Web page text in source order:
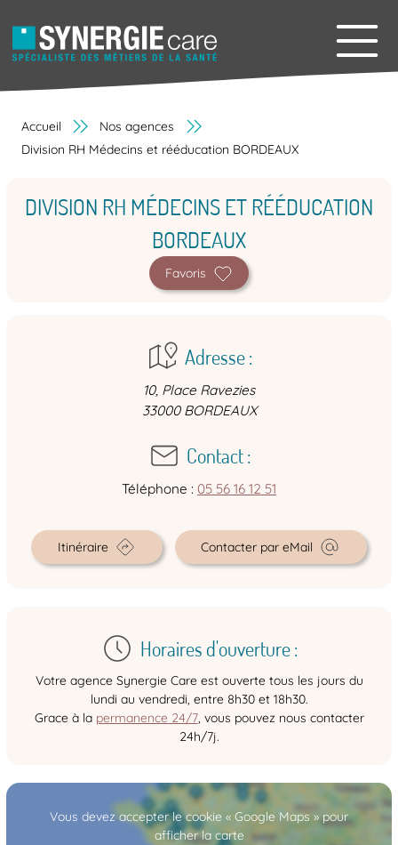
Accueil
Nos agences
Division RH Médecins et rééducation BORDEAUX
DIVISION RH MÉDECINS ET RÉÉDUCATION
BORDEAUX
Favoris
Adresse :
10, Place Ravezies
33000 BORDEAUX
Contact :
Téléphone : 05 56 16 12 51
Itinéraire Contacter par eMail
Horaires d'ouverture :
Votre agence Synergie Care est ouverte tous les jours du
lundi au vendredi, entre 8h30 et 18h30.
Grace à la permanence 24/7, vous pouvez nous contacter
24h/7j.
Vous devez accepter le cookie « Google Maps » pour
afficher la carte